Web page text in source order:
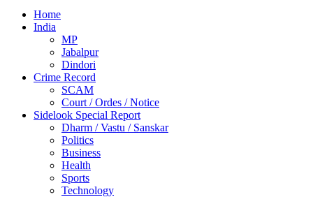
Home
India
MP
Jabalpur
Dindori
Crime Record
SCAM
Court / Ordes / Notice
Sidelook Special Report
Dharm / Vastu / Sanskar
Politics
Business
Health
Sports
Technology